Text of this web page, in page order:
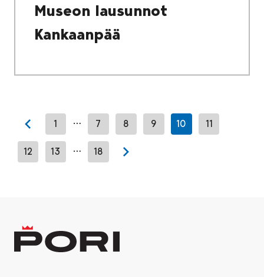
Museon lausunnot
Kankaanpää
Previous page
1 … 7 8 9 10 11
12 13 … 18
Next page